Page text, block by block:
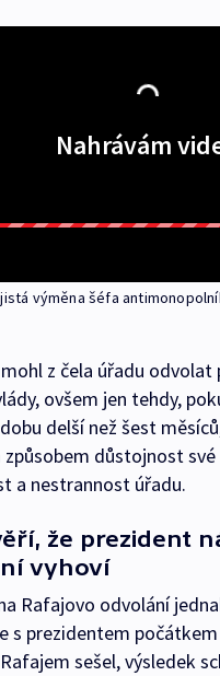
Nahrávám
výměna šéfa
z čela úřadu
ovšem jen tehdy,
delší než šest
způsobem důstojnost
a nestrannost úřadu.
že prezident
vyhoví
Rafajovo odvolání
s prezidentem
sešel, výsledek